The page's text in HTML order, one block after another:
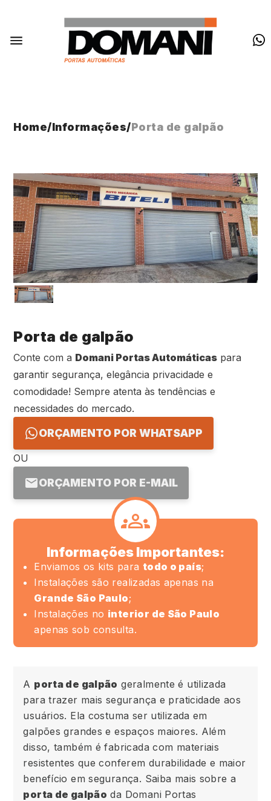
Home/Informações/Porta de galpão
Porta de galpão
Conte com a Domani Portas Automáticas para
garantir segurança, elegância privacidade e
comodidade! Sempre atenta às tendências e
necessidades do mercado.
ORÇAMENTO POR WHATSAPP
OU
ORÇAMENTO POR E-MAIL
Informações Importantes:
Enviamos os kits para todo o país;
Instalações são realizadas apenas na
Grande São Paulo;
Instalações no interior de São Paulo
apenas sob consulta.
A porta de galpão geralmente é utilizada
para trazer mais segurança e praticidade aos
usuários. Ela costuma ser utilizada em
galpões grandes e espaços maiores. Além
disso, também é fabricada com materiais
resistentes que conferem durabilidade e maior
benefício em segurança. Saiba mais sobre a
porta de galpão da Domani Portas